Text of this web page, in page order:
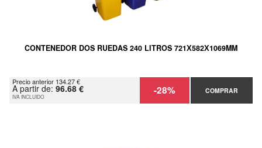
CONTENEDOR DOS RUEDAS 240 LITROS 721Х582Х1069MM
Precio anterior 134.27 €
A partir de: 96.68 €
IVA INCLUIDO -28% COMPRAR